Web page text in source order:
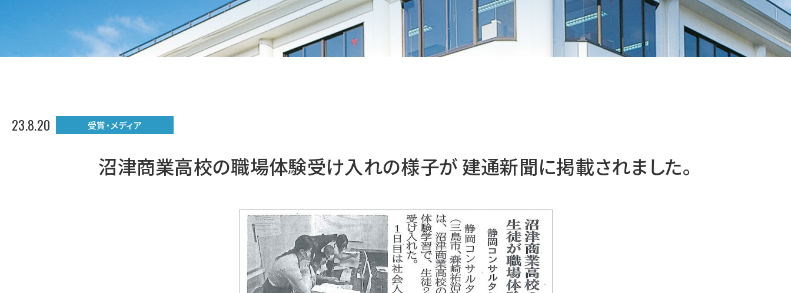
23.8.20 受賞・メディア
沼津商業高校の職場体験受け入れの様子が 建通新聞に掲載されました。